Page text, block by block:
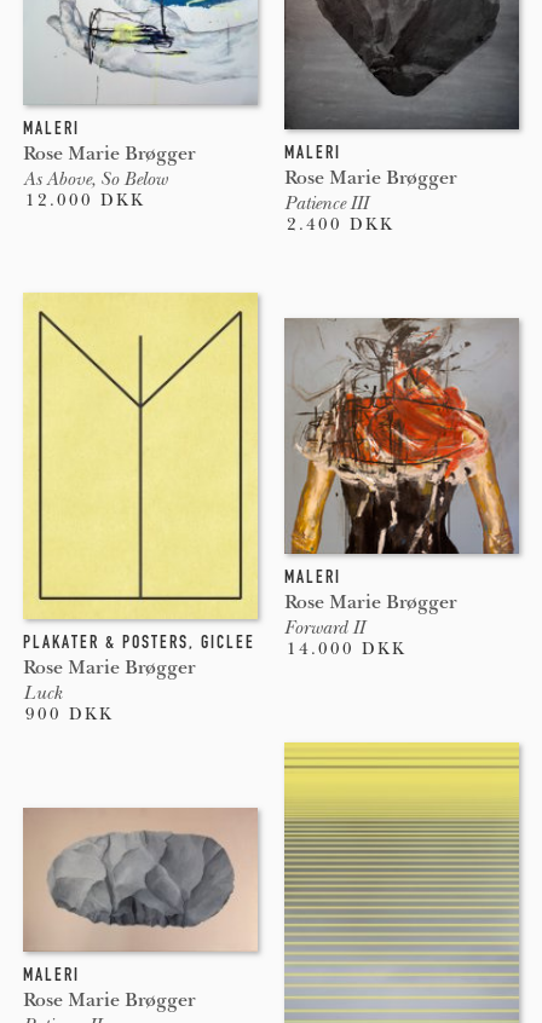
MALERI
Rose Marie Brøgger
As Above, So Below
12.000 DKK
MALERI
Rose Marie Brøgger
Patience III
2.400 DKK
PLAKATER & POSTERS, GICLEE
Rose Marie Brøgger
Luck
900 DKK
MALERI
Rose Marie Brøgger
Forward II
14.000 DKK
MALERI
Rose Marie Brøgger